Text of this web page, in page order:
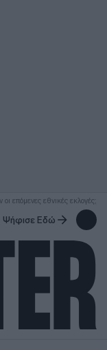
επόμενες εθνικές εκλογές;
Ψήφισε Εδώ